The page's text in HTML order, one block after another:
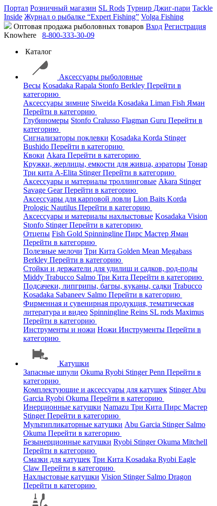
Портал Розничный магазин SL Rods Турнир Джиг-пари Tackle
Inside Журнал о рыбалке “Expert Fishing” Volga Fishing
Оптовая продажа рыболовных товаров Вход Регистрация
Knowhere
8-800-333-30-09
Каталог
Аксессуары рыболовные
Весы Kosadaka Rapala Stonfo Berkley Перейти в
категорию
Аксессуары зимние Siweida Kosadaka Liman Fish Яман
Перейти в категорию
Глубиномеры Stonfo Cralusso Flagman Guru Перейти в
категорию
Сигнализаторы поклевки Kosadaka Korda Stinger
Bushido Перейти в категорию
Квоки Akara Перейти в категорию
Кружки, жерлицы, емкости для живца, аэраторы Тонар
Три кита A-Elita StingerПерейти в категорию
Аксессуары и материалы троллинговые Akara Stinger
Savage GearПерейти в категорию
Аксессуары для карповой ловли Lion Baits Korda
Prologic Nautilus Перейти в категорию
Аксессуары и материалы нахлыстовые Kosadaka Vision
Stonfo StingerПерейти в категорию
Отцепы Fish Gold Spinningline Пирс Мастер Яман
Перейти в категорию
Полезные мелочи Три Кита Golden Mean Megabass
Berkley Перейти в категорию
Стойки и держатели для удилищ и садков, род-поды
Middy Trabucco Salmo Три Кита Перейти в категорию
Подсачеки, липгрипы, багры, куканы, садки Trabucco
Kosadaka Sabaneev Salmo Перейти в категорию
Фирменная и сувенирная продукция, тематическая
литература и видео Spinningline Reins SL rods Maximus
Перейти в категорию
Инструменты и ножи Ножи Инструменты Перейти в
категорию
Катушки
Запасные шпули Okuma Ryobi StingerPenn Перейти в
категорию
Комплектующие и аксессуары для катушек StingerAbu
Garcia Ryobi Okuma Перейти в категорию
Инерционные катушки Namazu Три Кита Пирс Мастер
StingerПерейти в категорию
Мультипликаторные катушки Abu Garcia Stinger Salmo
Okuma Перейти в категорию
Безынерционные катушки Ryobi StingerOkuma Mitchell
Перейти в категорию
Смазки для катушек Три Кита Kosadaka Ryobi Eagle
Claw Перейти в категорию
Нахлыстовые катушки Vision Stinger Salmo Dragon
Перейти в категорию